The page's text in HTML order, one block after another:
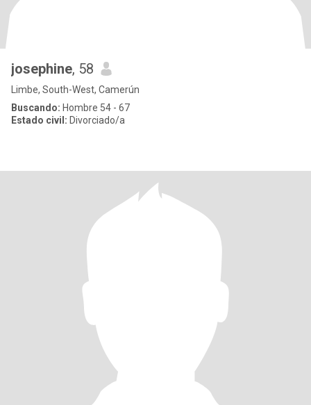
josephine, 58
Limbe, South-West, Camerún
Buscando: Hombre 54 - 67
Estado civil: Divorciado/a